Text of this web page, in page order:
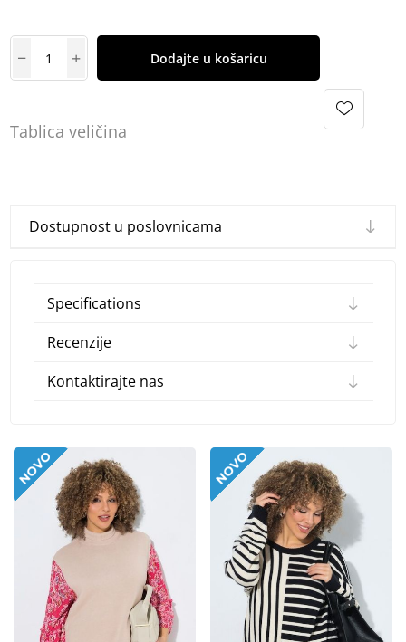
Dodajte u košaricu
Tablica veličina
Dostupnost u poslovnicama
Specifications
Recenzije
Kontaktirajte nas